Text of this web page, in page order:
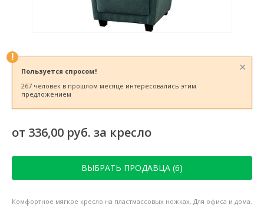
!
×
Пользуется спросом!
267 человек в прошлом месяце интересовались этим
предложением
от 336,00 руб. за кресло
ВЫБРАТЬ ПРОДАВЦА (6)
Комфортное мягкое кресло на пластмассовых ножках. Для офиса и дома.